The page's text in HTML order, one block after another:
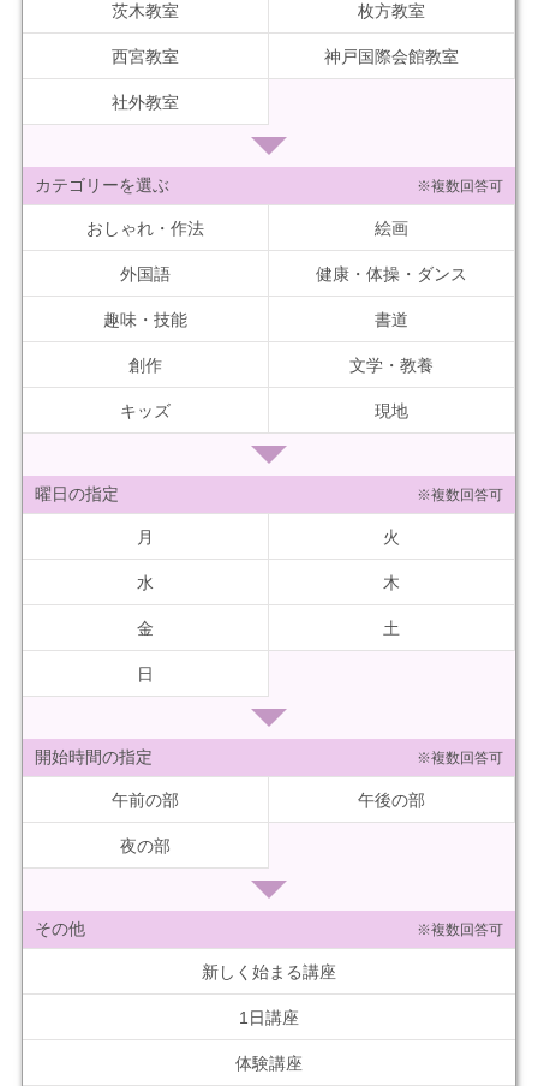
茨木教室 枚方教室
西宮教室 神戸国際会館教室
社外教室
カテゴリーを選ぶ ※複数回答可
おしゃれ・作法 絵画
外国語 健康・体操・ダンス
趣味・技能 書道
創作 文学・教養
キッズ 現地
曜日の指定 ※複数回答可
月 火
水 木
金 土
日
開始時間の指定 ※複数回答可
午前の部 午後の部
夜の部
その他 ※複数回答可
新しく始まる講座
1日講座
体験講座